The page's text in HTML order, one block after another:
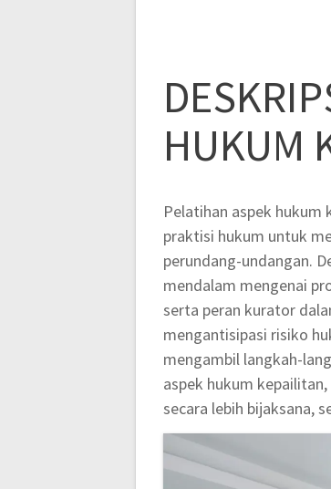
HUKUM
Pelatihan aspek hukum
praktisi hukum untuk
perundang-undangan.
mendalam mengenai
serta peran kurator
mengantisipasi risiko
mengambil langkah-
aspek hukum
secara lebih bijaksana,